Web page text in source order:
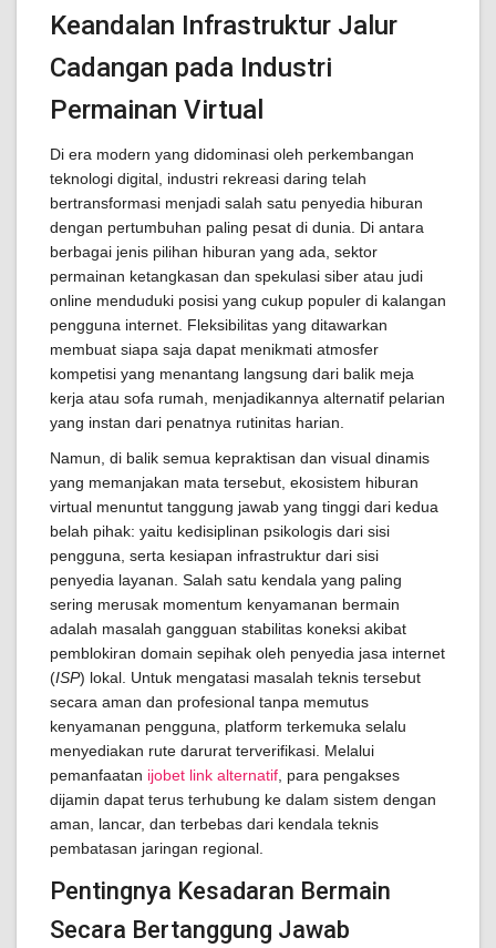
Keandalan Infrastruktur Jalur
Cadangan pada Industri
Permainan Virtual
Di era modern yang didominasi oleh perkembangan
teknologi digital, industri rekreasi daring telah
bertransformasi menjadi salah satu penyedia hiburan
dengan pertumbuhan paling pesat di dunia. Di antara
berbagai jenis pilihan hiburan yang ada, sektor
permainan ketangkasan dan spekulasi siber atau judi
online menduduki posisi yang cukup populer di kalangan
pengguna internet. Fleksibilitas yang ditawarkan
membuat siapa saja dapat menikmati atmosfer
kompetisi yang menantang langsung dari balik meja
kerja atau sofa rumah, menjadikannya alternatif pelarian
yang instan dari penatnya rutinitas harian.
Namun, di balik semua kepraktisan dan visual dinamis
yang memanjakan mata tersebut, ekosistem hiburan
virtual menuntut tanggung jawab yang tinggi dari kedua
belah pihak: yaitu kedisiplinan psikologis dari sisi
pengguna, serta kesiapan infrastruktur dari sisi
penyedia layanan. Salah satu kendala yang paling
sering merusak momentum kenyamanan bermain
adalah masalah gangguan stabilitas koneksi akibat
pemblokiran domain sepihak oleh penyedia jasa internet
(ISP) lokal. Untuk mengatasi masalah teknis tersebut
secara aman dan profesional tanpa memutus
kenyamanan pengguna, platform terkemuka selalu
menyediakan rute darurat terverifikasi. Melalui
pemanfaatan ijobet link alternatif , para pengakses
dijamin dapat terus terhubung ke dalam sistem dengan
aman, lancar, dan terbebas dari kendala teknis
pembatasan jaringan regional.
Pentingnya Kesadaran Bermain
Secara Bertanggung Jawab